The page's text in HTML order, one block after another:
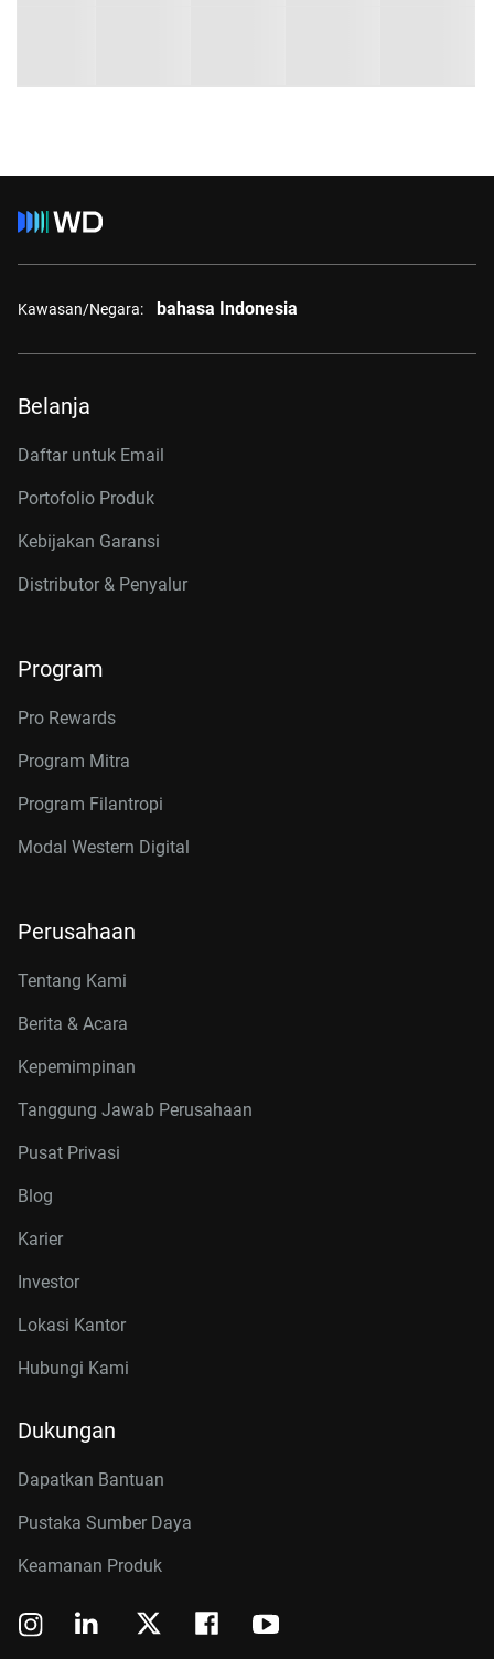
Kawasan/Negara: bahasa Indonesia
Belanja
Daftar untuk Email
Portofolio Produk
Kebijakan Garansi
Distributor & Penyalur
Program
Pro Rewards
Program Mitra
Program Filantropi
Modal Western Digital
Perusahaan
Tentang Kami
Berita & Acara
Kepemimpinan
Tanggung Jawab Perusahaan
Pusat Privasi
Blog
Karier
Investor
Lokasi Kantor
Hubungi Kami
Dukungan
Dapatkan Bantuan
Pustaka Sumber Daya
Keamanan Produk